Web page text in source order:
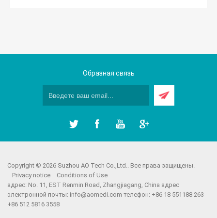
Образная связь
Copyright © 2026 Suzhou AO Tech Co.,Ltd.. Все права защищены.
Privacy notice
Conditions of Use
адрес: No. 11, EST Renmin Road, Zhangjiagang, China адрес
электронной почты: info@aomedi.com телефон: +86 18 551188 263
+86 512 5816 3558